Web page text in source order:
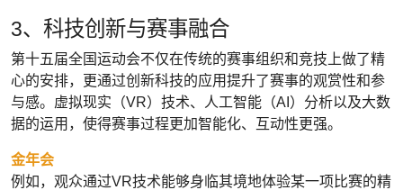
3、科技创新与赛事融合
第十五届全国运动会不仅在传统的赛事组织和竞技上做了精
心的安排，更通过创新科技的应用提升了赛事的观赏性和参
与感。虚拟现实（VR）技术、人工智能（AI）分析以及大数
据的运用，使得赛事过程更加智能化、互动性更强。
金年会
例如，观众通过VR技术能够身临其境地体验某一项比赛的精